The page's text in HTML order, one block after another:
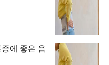
에 좋은 음